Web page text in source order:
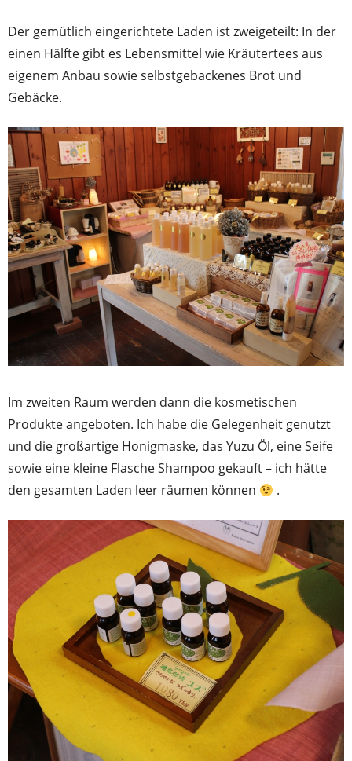
Der gemütlich eingerichtete Laden ist zweigeteilt: In der
einen Hälfte gibt es Lebensmittel wie Kräutertees aus
eigenem Anbau sowie selbstgebackenes Brot und
Gebäcke.
Im zweiten Raum werden dann die kosmetischen
Produkte angeboten. Ich habe die Gelegenheit genutzt
und die großartige Honigmaske, das Yuzu Öl, eine Seife
sowie eine kleine Flasche Shampoo gekauft – ich hätte
den gesamten Laden leer räumen können
.